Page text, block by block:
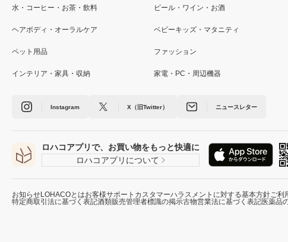
水・コーヒー・お茶・飲料 ビール・ワイン・お酒
ヘアボディ・オーラルケア ベビーキッズ・マタニティ
ペット用品 ファッション
インテリア・家具・収納 家電・PC・周辺機器
Instagram X（旧Twitter） ニュースレター
ロハコアプリで、お買い物をもっと快適に
ロハコアプリについて
お知らせLOHACOとはお客様サポート カスタマーハラスメントに対する基本方針ご利
特定商取引法に基づく表記酒類販売管理者標識の掲示古物営業法に基づく表記医薬品